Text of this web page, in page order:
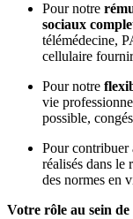
Pour notre
sociaux
télémédecine,
cellulaire
Pour notre
vie
possible,
Pour contribuer
réalisés dans le
des normes en
Votre rôle au sein